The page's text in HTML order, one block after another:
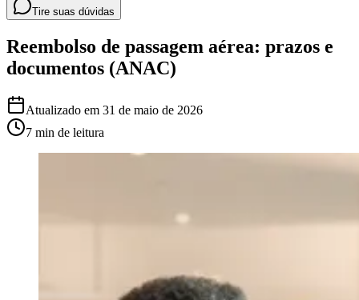
Tire suas dúvidas
Reembolso de passagem aérea: prazos e
documentos (ANAC)
Atualizado em 31 de maio de 2026
7 min de leitura